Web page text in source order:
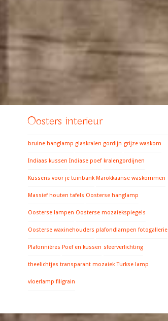
Oosters interieur
bruine hanglamp glaskralen gordijn grijze waskom
Indiaas kussen Indiase poef kralengordijnen
Kussens voor je tuinbank Marokkaanse waskommen
Massief houten tafels Oosterse hanglamp
Oosterse lampen Oosterse mozaiekspiegels
Oosterse waxinehouders plafondlampen fotogallerie
Plafonnières Poef en kussen sfeerverlichting
theelichtjes transparant mozaiek Turkse lamp
vloerlamp filigrain